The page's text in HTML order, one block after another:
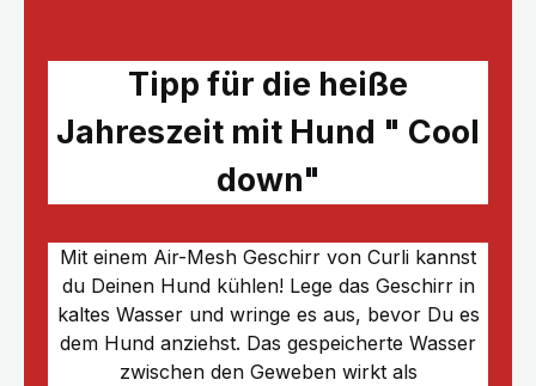
Tipp für die heiße
Jahreszeit mit Hund " Cool
down"
Mit einem Air-Mesh Geschirr von Curli kannst
du Deinen Hund kühlen! Lege das Geschirr in
kaltes Wasser und wringe es aus, bevor Du es
dem Hund anziehst. Das gespeicherte Wasser
zwischen den Geweben wirkt als